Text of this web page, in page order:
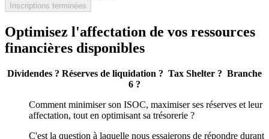
Inscriptions terminées
Optimisez l'affectation de vos ressources
financières disponibles
Dividendes ? Réserves de liquidation ? Tax Shelter ? Branche
6 ?
Comment minimiser son ISOC, maximiser ses réserves et leur
affectation, tout en optimisant sa trésorerie ?
C'est la question à laquelle nous essaierons de répondre durant